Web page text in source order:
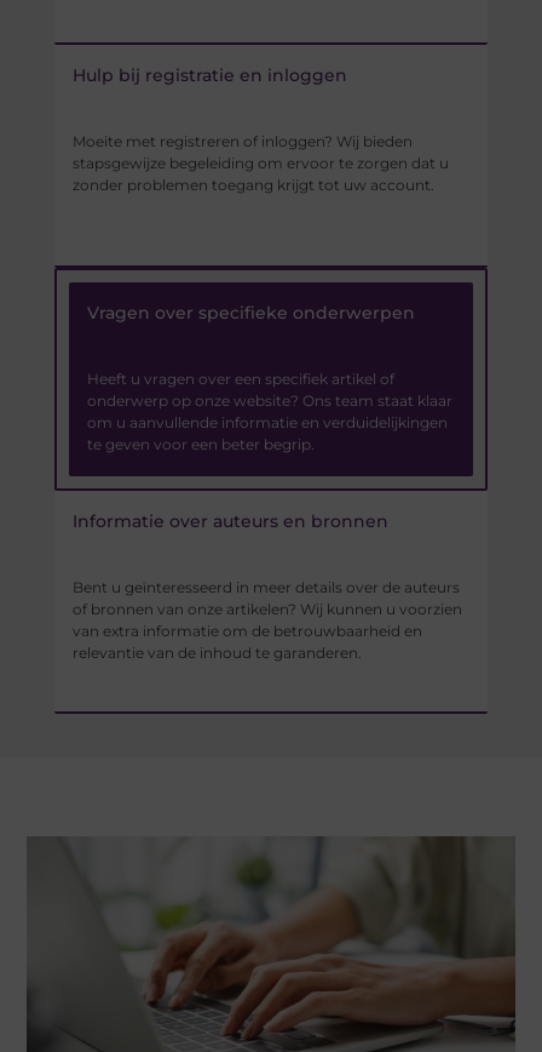
Hulp bij registratie en inloggen
Moeite met registreren of inloggen? Wij bieden
stapsgewijze begeleiding om ervoor te zorgen dat u
zonder problemen toegang krijgt tot uw account.
Vragen over specifieke onderwerpen
Heeft u vragen over een specifiek artikel of
onderwerp op onze website? Ons team staat klaar
om u aanvullende informatie en verduidelijkingen
te geven voor een beter begrip.
Informatie over auteurs en bronnen
Bent u geïnteresseerd in meer details over de auteurs
of bronnen van onze artikelen? Wij kunnen u voorzien
van extra informatie om de betrouwbaarheid en
relevantie van de inhoud te garanderen.